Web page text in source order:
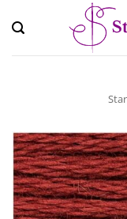
Inhalt
springen